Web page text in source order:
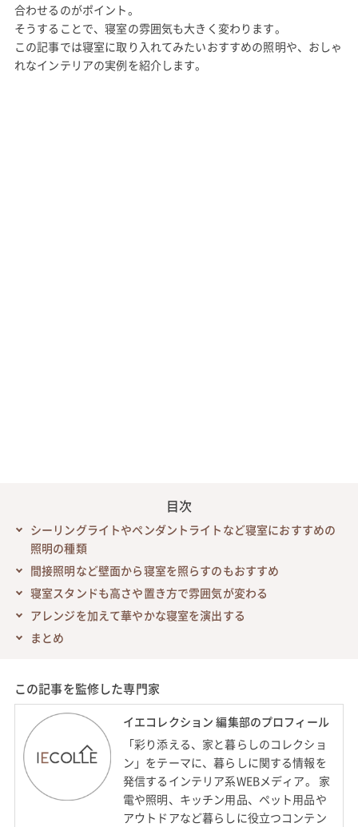
合わせるのがポイント。
そうすることで、寝室の雰囲気も大きく変わります。
この記事では寝室に取り入れてみたいおすすめの照明や、おしゃ
れなインテリアの実例を紹介します。
目次
シーリングライトやペンダントライトなど寝室におすすめの
照明の種類
間接照明など壁面から寝室を照らすのもおすすめ
寝室スタンドも高さや置き方で雰囲気が変わる
アレンジを加えて華やかな寝室を演出する
まとめ
この記事を監修した専門家
イエコレクション 編集部のプロフィール
「彩り添える、家と暮らしのコレクショ
ン」をテーマに、暮らしに関する情報を
発信するインテリア系WEBメディア。 家
電や照明、キッチン用品、ペット用品や
アウトドアなど暮らしに役立つコンテン